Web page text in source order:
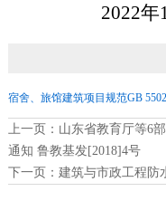
2022年
宿舍、旅馆建筑项目规范GB
上一页： 山东省教育厅等6
通知 鲁教基发[2018]4号
下一页： 建筑与市政工程防